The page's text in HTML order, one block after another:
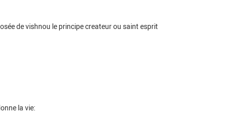
de vishnou le principe createur ou saint esprit
la vie: